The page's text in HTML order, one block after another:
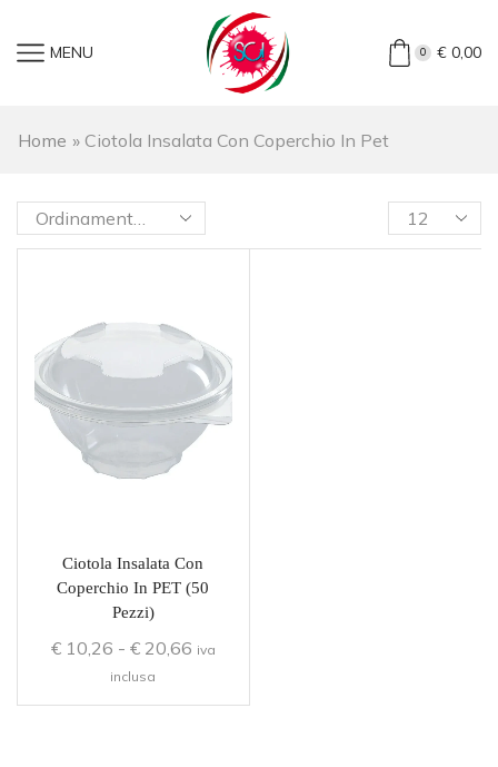
MENU 0 €0,00
Home » Ciotola Insalata Con Coperchio In Pet
Ciotola Insalata Con
Coperchio In PET (50
Pezzi)
€10,26 - €20,66 iva
inclusa